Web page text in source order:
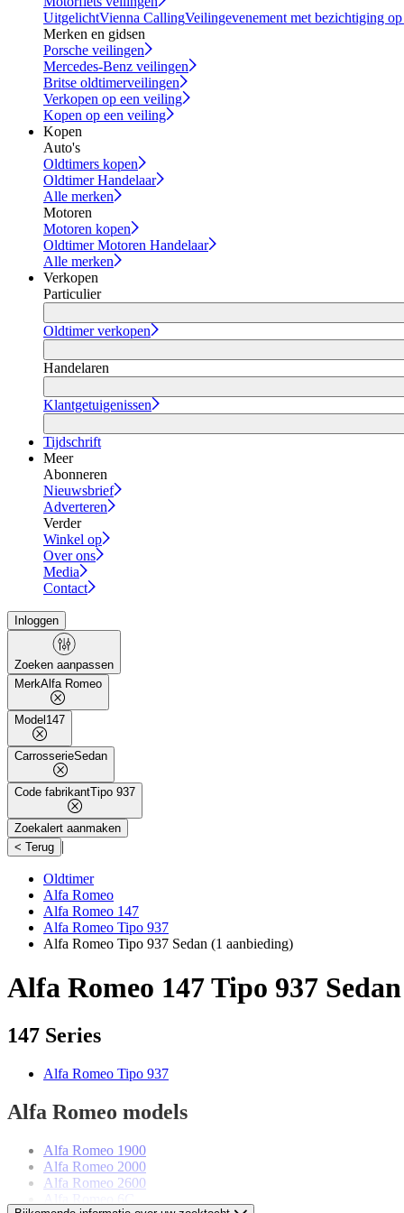
UitgelichtVienna CallingVeilingevenement met bezichtiging
Merken en gidsen
Porsche veilingen
Mercedes-Benz veilingen
Britse oldtimerveilingen
Verkopen op een veiling
Kopen op een veiling
Kopen
Auto's
Oldtimers kopen
Oldtimer Handelaar
Alle merken
Motoren
Motoren kopen
Oldtimer Motoren Handelaar
Alle merken
Verkopen
Particulier
Oldtimer verkopen
Handelaren
Klantgetuigenissen
Tijdschrift
Meer
Abonneren
Nieuwsbrief
Adverteren
Verder
Winkel op
Over ons
Media
Contact
Inloggen
Zoeken aanpassen
MerkAlfa Romeo
Model147
CarrosserieSedan
Code fabrikantTipo 937
Zoekalert aanmaken
< Terug |
Oldtimer
Alfa Romeo
Alfa Romeo 147
Alfa Romeo Tipo 937
Alfa Romeo Tipo 937 Sedan (1 aanbieding)
Alfa Romeo 147 Tipo 937
147 Series
Alfa Romeo Tipo 937
Alfa Romeo models
Alfa Romeo 1900
Alfa Romeo 2000
Alfa Romeo 2600